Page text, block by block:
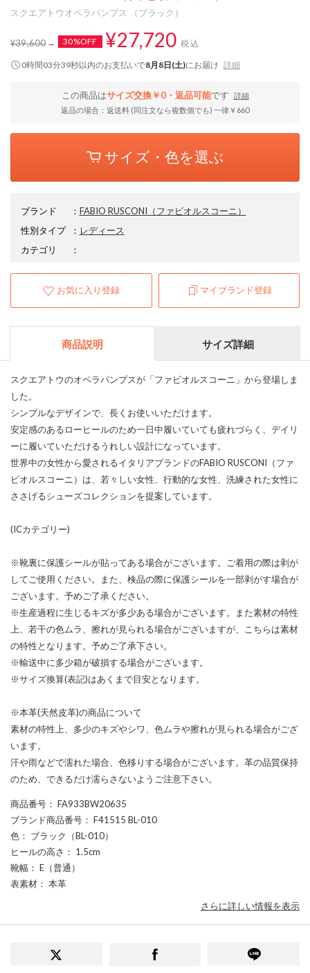
スクエアトウオペラパンプス （ブラック）
¥39,600 30%OFF ¥27,720 税込
0時間03分38秒以内のお支払いで8月8日(土)にお届け 詳細
この商品はサイズ交換￥0・返品可能です
詳細
返品の場合：返送料 (同注文なら複数個でも) 一律￥660
サイズ・色を選ぶ
ブランド ： FABIO RUSCONI （ファビオルスコーニ）
性別タイプ
： レディース
カテゴリ
：
お気に入り登録 マイブランド登録
商品説明 サイズ詳細
スクエアトウのオペラパンプスが「ファビオルスコーニ」から登場しま
した。
シンプルなデザインで、長くお使いいただけます。
安定感のあるローヒールのため一日中履いていても疲れづらく、デイリ
ーに履いていただけるうれしい設計になっています。
世界中の女性から愛されるイタリアブランドのFABIO RUSCONI（ファ
ビオルスコーニ）は、若々しい女性、行動的な女性、洗練された女性に
ささげるシューズコレクションを提案しています。
(ICカテゴリー)
※靴裏に保護シールが貼ってある場合がございます。ご着用の際は剥が
してご使用ください。また、検品の際に保護シールを一部剥がす場合が
ございます。予めご了承ください。
※生産過程に生じるキズが多少ある場合がございます。また素材の特性
上、若干の色ムラ、擦れが見られる場合がございますが、こちらは素材
の特性となります。予めご了承下さい。
※輸送中に多少箱が破損する場合がございます。
※サイズ換算(表記)はあくまで目安となります。
※本革(天然皮革)の商品について
素材の特性上、多少のキズやシワ、色ムラや擦れが見られる場合がござ
います。
汗や雨などで濡れた場合、色移りする場合がございます。革の品質保持
のため、できるだけ濡らさないようご注意下さい。
商品番号 ： FA933BW20635
ブランド商品番号 ： F41515 BL-010
色 ： ブラック（BL-010）
ヒールの高さ ： 1.5cm
靴幅 ： E（普通）
表素材 ： 本革
さらに詳しい情報を表示